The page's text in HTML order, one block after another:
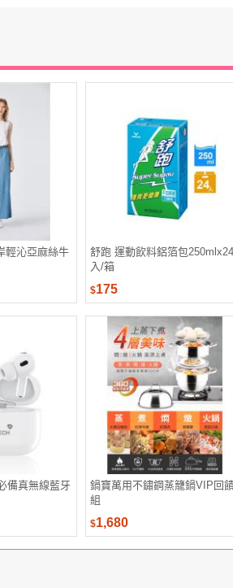
輕沁亞麻絲牛
舒跑 運動飲料鋁箔包250mlx24
入/箱
$175
備真無線藍牙
鍋寶萬用不鏽鋼蒸籠鍋VIP回
組
$1,680